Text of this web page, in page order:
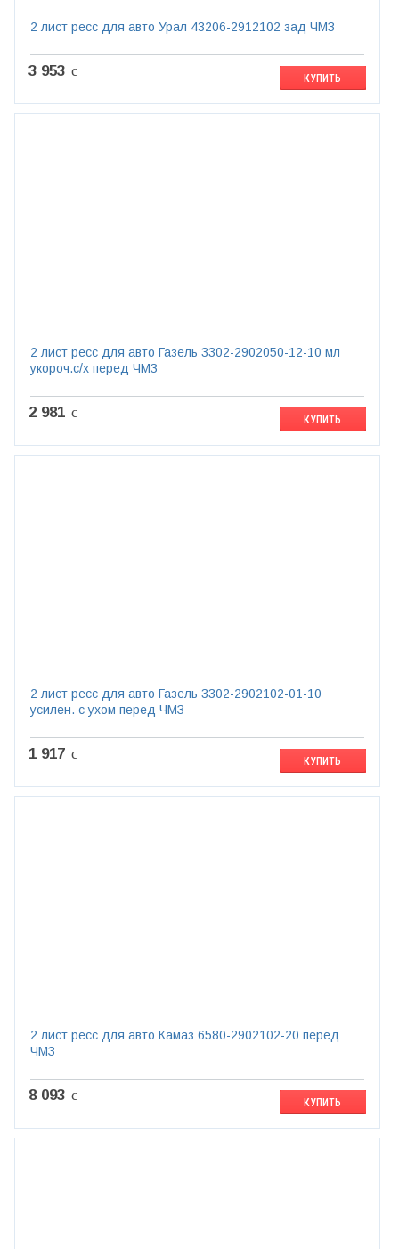
2 лист ресс для авто Урал 43206-2912102 зад ЧМЗ
3 953 c КУПИТЬ
2 лист ресс для авто Газель 3302-2902050-12-10 мл
укороч.с/х перед ЧМЗ
2 981 c КУПИТЬ
2 лист ресс для авто Газель 3302-2902102-01-10
усилен. с ухом перед ЧМЗ
1 917 c КУПИТЬ
2 лист ресс для авто Камаз 6580-2902102-20 перед
ЧМЗ
8 093 c КУПИТЬ